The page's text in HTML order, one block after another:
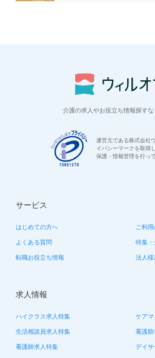
介護の求人やお役立ち情報探すな
運営元である株式会社
イバシーマークを取得
保護・情報管理を行っ
サービス
はじめての方へ ご利
よくある質問 特集：
転職お役立ち情報 法人様
求人情報
ハイクラス求人特集 ケアマ
生活相談員求人特集 看護助
看護師求人特集 デイサ